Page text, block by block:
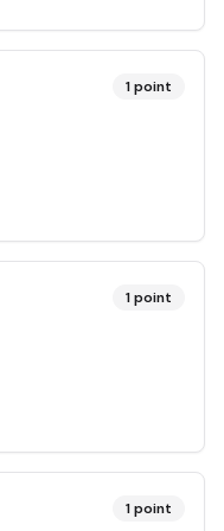
1point
1point
1point